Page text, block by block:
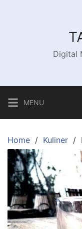
Digital
MENU
Home Kuliner